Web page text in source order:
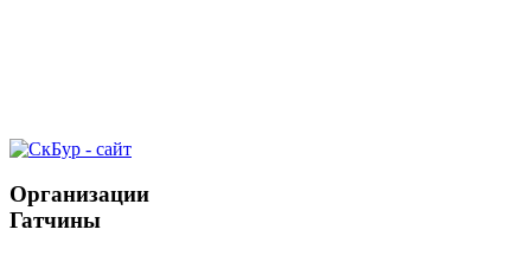
Организации
Гатчины